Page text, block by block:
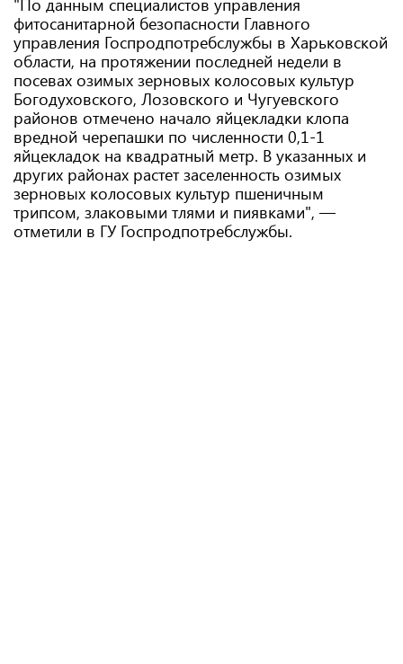
"По данным специалистов управления
фитосанитарной безопасности Главного
управления Госпродпотребслужбы в Харьковской
области, на протяжении последней недели в
посевах озимых зерновых колосовых культур
Богодуховского, Лозовского и Чугуевского
районов отмечено начало яйцекладки клопа
вредной черепашки по численности 0,1-1
яйцекладок на квадратный метр. В указанных и
других районах растет заселенность озимых
зерновых колосовых культур пшеничным
трипсом, злаковыми тлями и пиявками", —
отметили в ГУ Госпродпотребслужбы.